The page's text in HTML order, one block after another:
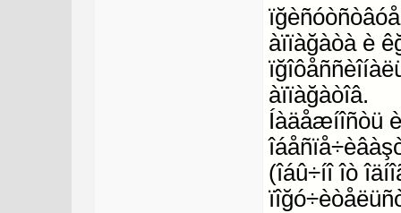
àïïàğàòà è
àïïàğàòîâ.
Íàäåæíîñòü
(îáû÷íî îò